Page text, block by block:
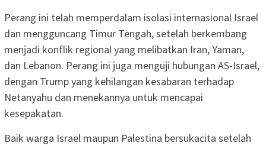
Perang ini telah memperdalam isolasi internasional Israel
dan mengguncang Timur Tengah, setelah berkembang
menjadi konflik regional yang melibatkan Iran, Yaman,
dan Lebanon. Perang ini juga menguji hubungan AS-Israel,
dengan Trump yang kehilangan kesabaran terhadap
Netanyahu dan menekannya untuk mencapai
kesepakatan.
Baik warga Israel maupun Palestina bersukacita setelah